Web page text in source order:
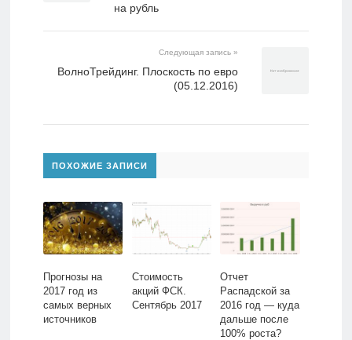
на рубль
Следующая запись »
ВолноТрейдинг. Плоскость по евро
(05.12.2016)
ПОХОЖИЕ ЗАПИСИ
Прогнозы на
2017 год из
самых верных
источников
Стоимость
акций ФСК.
Сентябрь 2017
Отчет
Распадской за
2016 год — куда
дальше после
100% роста?